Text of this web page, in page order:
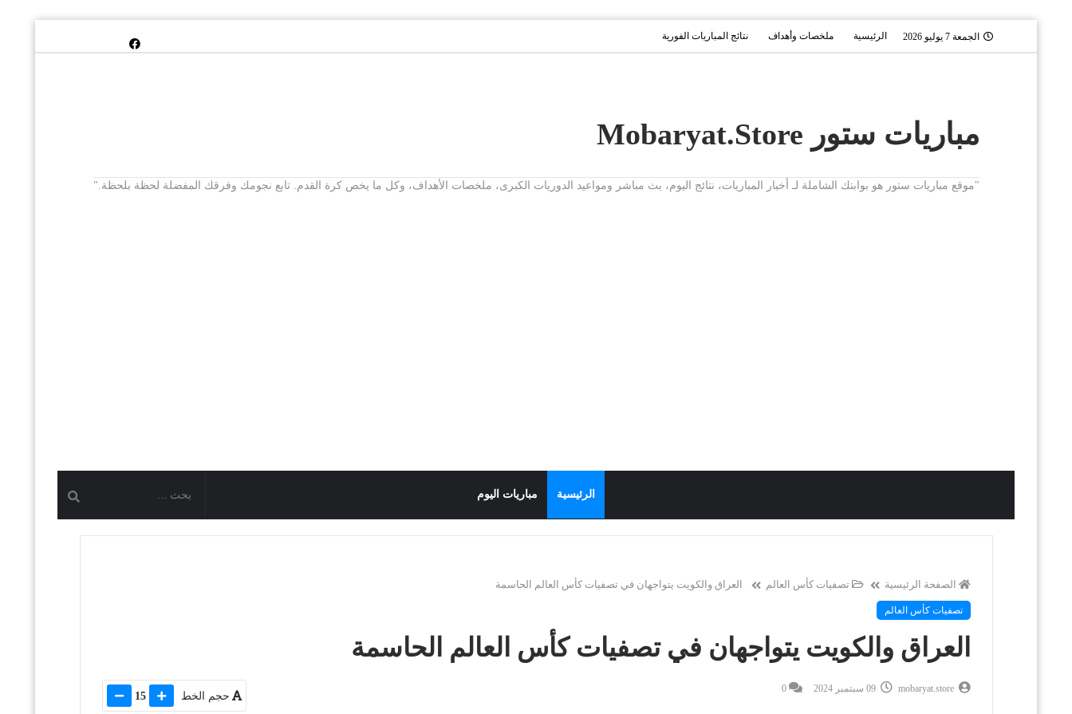
الجمعة 7 يوليو 2026 الرئيسية ملخصات وأهداف نتائج المباريات الفورية
مباريات ستور Mobaryat.Store
"موقع مباريات ستور هو بوابتك الشاملة لـ أخبار المباريات، نتائج اليوم، بث مباشر ومواعيد الدوريات الكبرى، ملخصات الأهداف، وكل ما يخص كرة القدم. تابع نجومك وفرقك المفضلة لحظة بلحظة."
الرئيسية مباريات اليوم
الصفحة الرئيسية تصفيات كأس العالم العراق والكويت يتواجهان في تصفيات كأس العالم الحاسمة
تصفيات كأس العالم
العراق والكويت يتواجهان في تصفيات كأس العالم الحاسمة
mobaryat.store 09 سبتمبر 2024 0
حجم الخط 15